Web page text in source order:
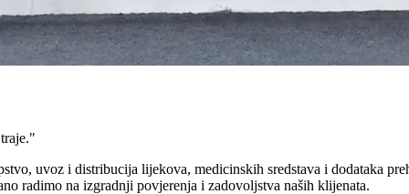
"
uvoz i distribucija lijekova, medicinskih sredstava i dodataka
radimo na izgradnji povjerenja i zadovoljstva naših klijenata.